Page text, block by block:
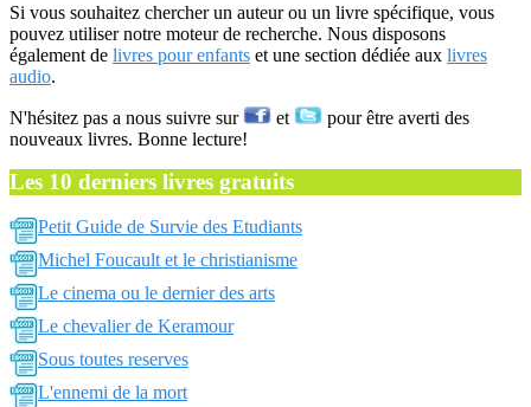
Si vous souhaitez chercher un auteur ou un livre spécifique, vous
pouvez utiliser notre moteur de recherche. Nous disposons
également de livres pour enfants et une section dédiée aux livres
audio.
N'hésitez pas a nous suivre sur et
pour être averti des
nouveaux livres. Bonne lecture!
Les 10 derniers livres gratuits
Petit Guide de Survie des Etudiants
Michel Foucault et le christianisme
Le cinema ou le dernier des arts
Le chevalier de Keramour
Sous toutes reserves
L'ennemi de la mort